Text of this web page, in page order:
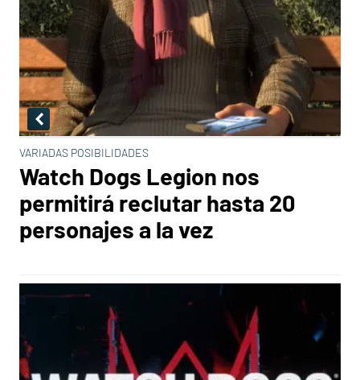
VARIADAS POSIBILIDADES
Watch Dogs Legion nos
permitirá reclutar hasta 20
personajes a la vez